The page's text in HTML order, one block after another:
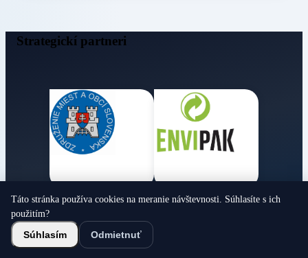
Strategickí partneri
Obecné noviny
© 2026 Všetky práva vyhradené
Táto stránka používa cookies na meranie návštevnosti. Súhlasíte s ich
použitím?
Súhlasím Odmietnuť